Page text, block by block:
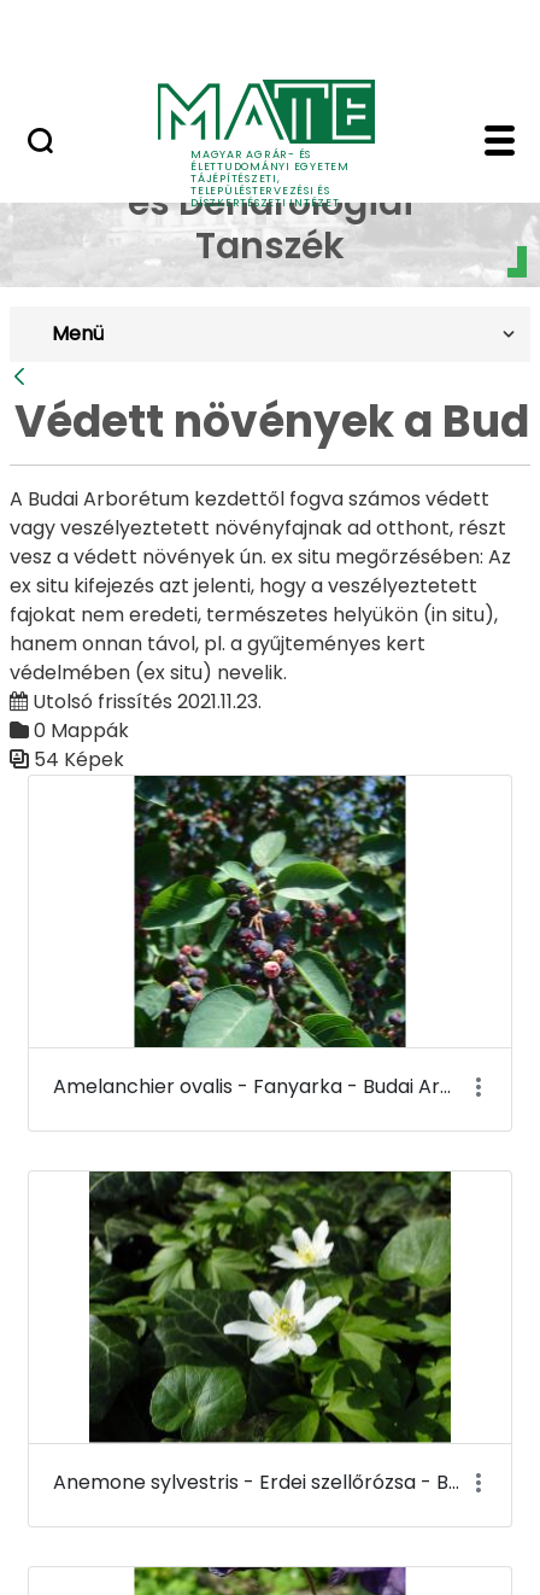
MAGYAR AGRÁR- ÉS
ÉLETTUDOMÁNYI EGYETEM
TÁJÉPÍTÉSZETI,
TELEPÜLÉSTERVEZÉSI ÉS
DÍSZKERTÉSZETI INTÉZET
Védett növények a
Dísznövénytermesztési
és Dendrológiai
Tanszék
Menü
Vissza
Védett növények a
A Budai Arborétum kezdettől fogva számos védett
vagy veszélyeztetett növényfajnak ad otthont, részt
vesz a védett növények ún. ex situ megőrzésében: Az
ex situ kifejezés azt jelenti, hogy a veszélyeztetett
fajokat nem eredeti, természetes helyükön (in situ),
hanem onnan távol, pl. a gyűjteményes kert
védelmében (ex situ) nevelik.
Utolsó frissítés 2021.11.23.
0 Mappák
54 Képek
Amelanchier ovalis - Fanyarka - Budai Arborétum
Anemone sylvestris - Erdei szellőrózsa - Budai Arborétum